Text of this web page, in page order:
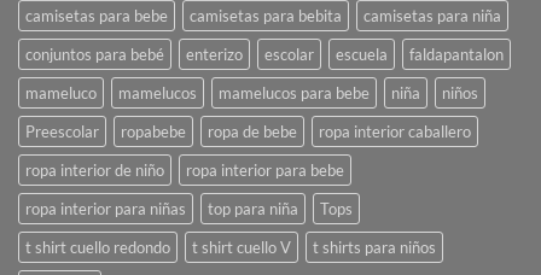
camisetas para bebe
camisetas para bebita
camisetas para niña
conjuntos para bebé
enterizo escolar escuela
faldapantalon
mameluco
mamelucos mamelucos para bebe niña
niños
Preescolar
ropabebe ropa de bebe
ropa interior caballero
ropa interior de niño
ropa interior para bebe
ropa interior para niñas
top para niña
Tops
t shirt cuello redondo
t shirt cuello V
t shirts para niños